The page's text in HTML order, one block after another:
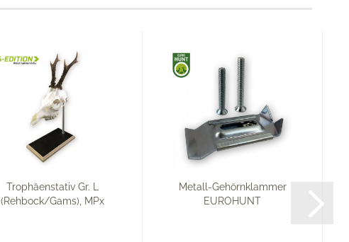
Trophäenstativ Gr. L
(Rehbock/Gams), MPx
Metall-Gehörnklammer
EUROHUNT